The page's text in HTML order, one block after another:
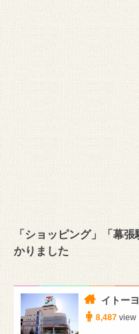
「ショッピング」「幕
かりました
イトー
8,487 view